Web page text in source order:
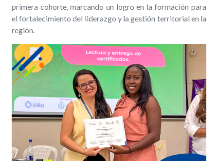
primera cohorte, marcando un logro en la formación para
el fortalecimiento del liderazgo y la gestión territorial en la
región.